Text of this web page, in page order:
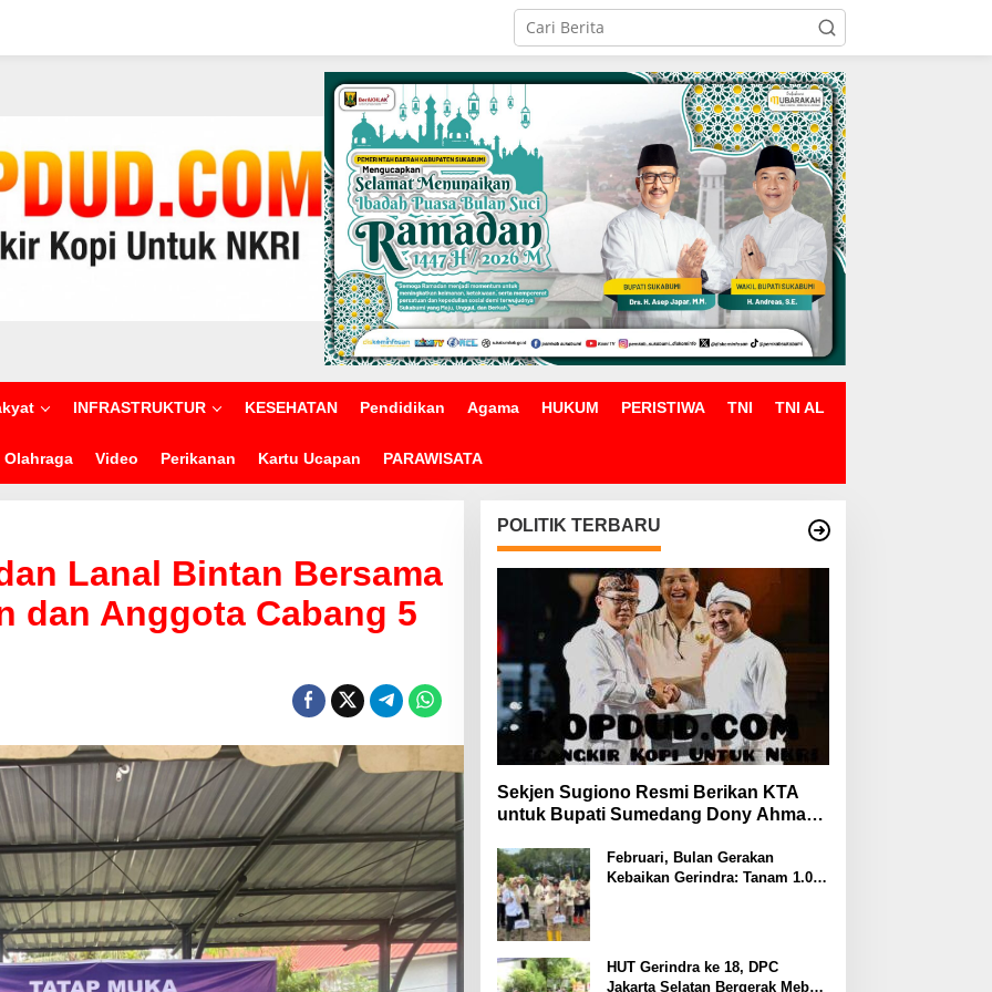
INFRASTRUKTUR KESEHATAN Pendidikan Agama HUKUM PERISTIWA TNI TNI AL
Olahraga Video Perikanan Kartu Ucapan PARAWISATA
Lanal Bintan Bersama
dan Anggota Cabang 5
POLITIK TERBARU
Sekjen Sugiono Resmi Berikan KTA
untuk Bupati Sumedang Dony Ahmad
Februari, Bulan Gerakan
Kebaikan Gerindra: Tanam 1.000
HUT Gerindra ke 18, DPC
Jakarta Selatan Bergerak Meberi